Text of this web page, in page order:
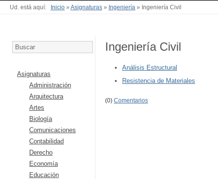
Ud. está aquí: Inicio » Asignaturas » Ingeniería » Ingeniería Civil
Asignaturas
Administración
Arquitectura
Artes
Biología
Comunicaciones
Contabilidad
Derecho
Economía
Educación
Ingeniería Civil
Análisis Estructural
Resistencia de Materiales
(0) Comentarios